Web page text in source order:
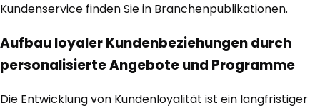
Kundenservice finden Sie in Branchenpublikationen.
Aufbau loyaler Kundenbeziehungen durch
personalisierte Angebote und Programme
Die Entwicklung von Kundenloyalität ist ein langfristiger